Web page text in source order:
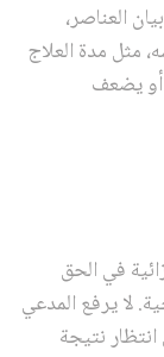
العناصر،
مثل مدة العلاج
أو يضعف
في الحق
لا يرفع المدعي
نتيجة